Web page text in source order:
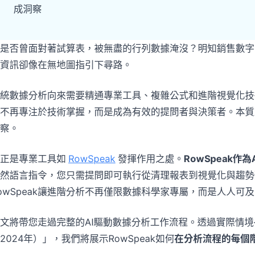
分析
用於儀表板、KPI 檢視與經營分析。
快速入門
幫助新使用者與團隊快速上手。
成洞察
否曾面對著試算表，被無盡的行列數據淹沒？明知銷售數
訊卻像在無地圖指引下尋路。
數據分析向來需要精通專業工具、複雜公式和進階視覺化
再專注於技術掌握，而是成為有效的提問者與決策者。本
。
是專業工具如 RowSpeak 發揮作用之處。 RowSpeak作為
語言指令，您只需提問即可執行從清理報表到視覺化與趨
讓進階分析不再僅限數據科學家專屬，而是人人可及
將帶您走過完整的AI驅動數據分析工作流程。透過實際
年）」，我們將展示RowSpeak如何在分析流程的每個